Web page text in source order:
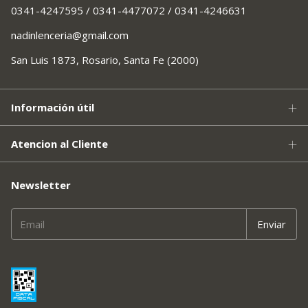
0341-4247595 / 0341-4477072 / 0341-4246631
nadinlenceria@gmail.com
San Luis 1873, Rosario, Santa Fe (2000)
Información útil
Atencion al Cliente
Newsletter